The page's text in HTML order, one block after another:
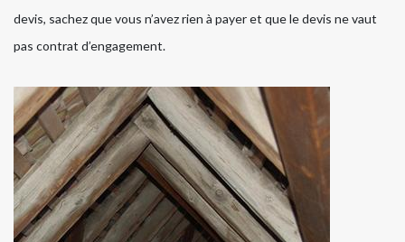
devis, sachez que vous n’avez rien à payer et que le devis ne vaut
pas contrat d’engagement.